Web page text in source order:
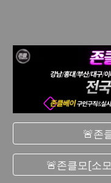
🚨존
🚨존클모[소